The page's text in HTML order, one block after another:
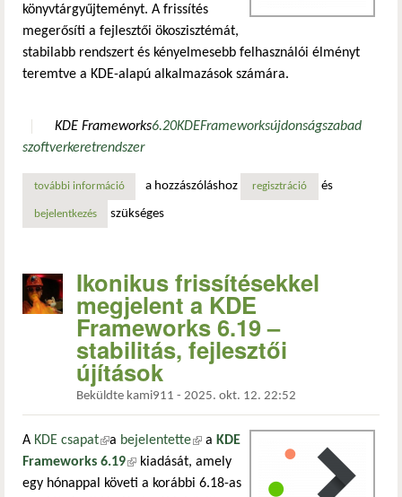
könyvtárgyűjteményt. A frissítés
megerősíti a fejlesztői ökoszisztémát,
stabilabb rendszert és kényelmesebb felhasználói élményt
teremtve a KDE-alapú alkalmazások számára.
KDE Frameworks6.20KDEFrameworksújdonságszabad
szoftverkeretrendszer
további információkde frameworks 6.20: tovább fejlődnek a kde
a hozzászóláshoz regisztráció és
bejelentkezés szükséges
Ikonikus frissítésekkel
megjelent a KDE
Frameworks 6.19 –
stabilitás, fejlesztői
újítások
Beküldte kami911 - 2025. okt. 12. 22:52
A KDE csapat(külső hivatkozás)
a bejelentette(külső hivatkozás)
a KDE
Frameworks 6.19(külső hivatkozás)
kiadását, amely
egy hónappal követi a korábbi 6.18-as